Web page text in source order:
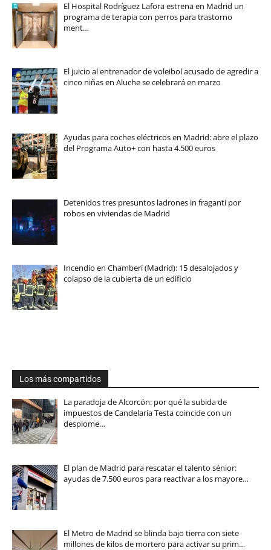
El Hospital Rodríguez Lafora estrena en Madrid un
programa de terapia con perros para trastorno
ment…
El juicio al entrenador de voleibol acusado de agredir a
cinco niñas en Aluche se celebrará en marzo
Ayudas para coches eléctricos en Madrid: abre el plazo
del Programa Auto+ con hasta 4.500 euros
Detenidos tres presuntos ladrones in fraganti por
robos en viviendas de Madrid
Incendio en Chamberí (Madrid): 15 desalojados y
colapso de la cubierta de un edificio
Los más compartidos
La paradoja de Alcorcón: por qué la subida de
impuestos de Candelaria Testa coincide con un
desplome…
El plan de Madrid para rescatar el talento sénior:
ayudas de 7.500 euros para reactivar a los mayore…
El Metro de Madrid se blinda bajo tierra con siete
millones de kilos de mortero para activar su prim…